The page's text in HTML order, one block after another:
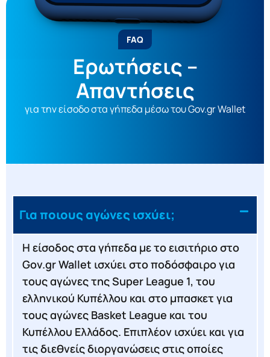
FAQ
Ερωτήσεις –
Απαντήσεις
για την είσοδο στα γήπεδα μέσω του Gov.gr Wallet
Για ποιους αγώνες ισχύει;
Η είσοδος στα γήπεδα με το εισιτήριο στο
Gov.gr Wallet ισχύει στο ποδόσφαιρο για
τους αγώνες της Super League 1, του
ελληνικού Κυπέλλου και στο μπασκετ για
τους αγώνες Basket League και του
Κυπέλλου Ελλάδος. Επιπλέον ισχύει και για
τις διεθνείς διοργανώσεις στις οποίες